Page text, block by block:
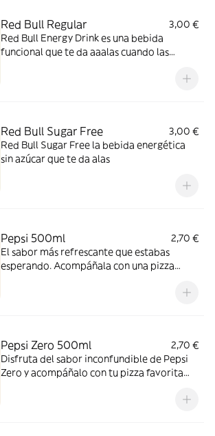
Red Bull Regular
3,00 €
Red Bull Energy Drink es una bebida
funcional que te da aaalas cuando las
Red Bull Sugar Free
3,00 €
Red Bull Sugar Free la bebida energética
sin azúcar que te da alas
Pepsi 500ml
2,70 €
El sabor más refrescante que estabas
esperando. Acompáñala con una pizza
Pepsi Zero 500ml
2,70 €
Disfruta del sabor inconfundible de Pepsi
Zero y acompáñalo con tu pizza favorita